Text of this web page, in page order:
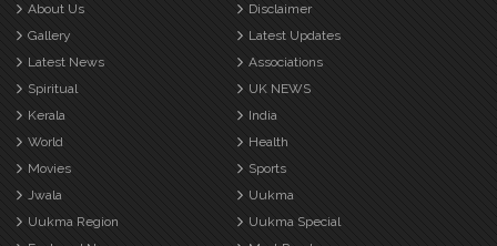
About Us
Disclaimer
Gallery
Latest Updates
Latest News
Associations
Spiritual
UK NEWS
Kerala
India
World
Health
Movies
Sports
Jwala
Uukma
Uukma Region
Uukma Special